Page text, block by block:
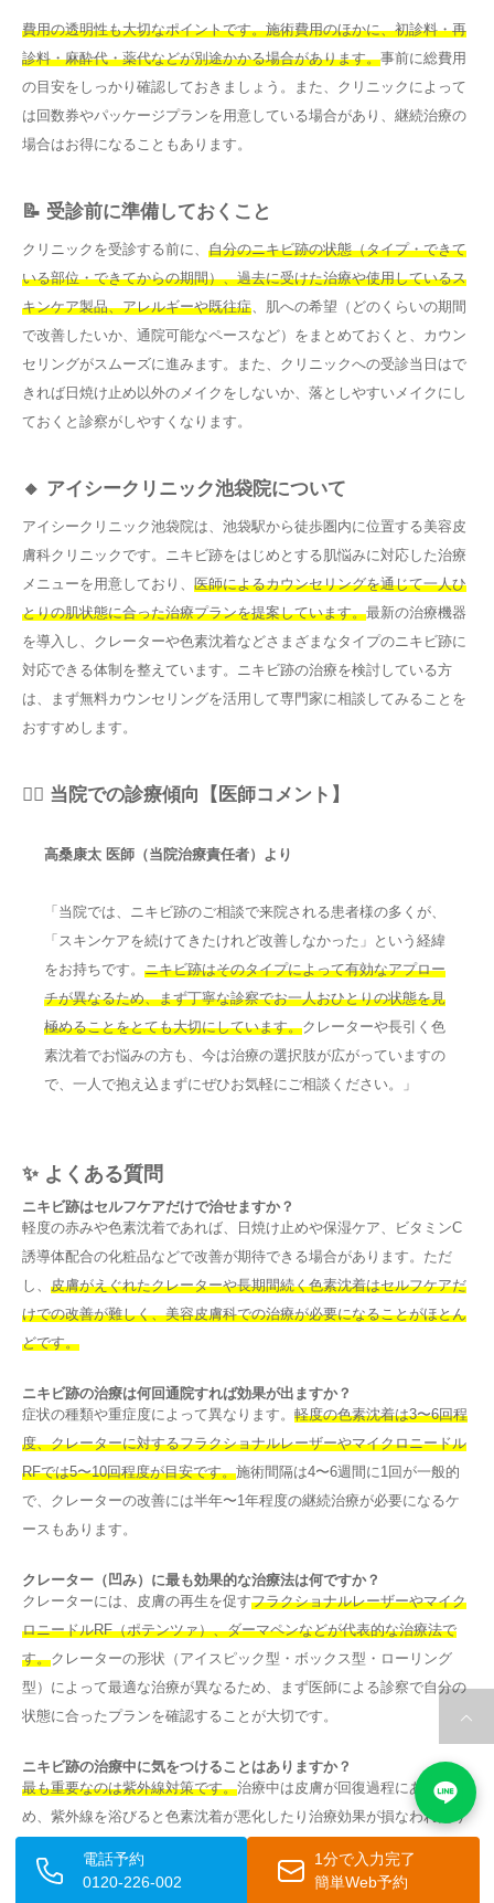
費用の透明性も大切なポイントです。施術費用のほかに、初診料・再
診料・麻酔代・薬代などが別途かかる場合があります。事前に総費用
の目安をしっかり確認しておきましょう。また、クリニックによって
は回数券やパッケージプランを用意している場合があり、継続治療の
場合はお得になることもあります。
📝 受診前に準備しておくこと
クリニックを受診する前に、 自分のニキビ跡の状態（タイプ・できて
いる部位・できてからの期間）、過去に受けた治療や使用しているス
キンケア製品、アレルギーや既往症 、肌への希望（どのくらいの期間
で改善したいか、通院可能なペースなど）をまとめておくと、カウン
セリングがスムーズに進みます。また、クリニックへの受診当日はで
きれば日焼け止め以外のメイクをしないか、落としやすいメイクにし
ておくと診察がしやすくなります。
🔸 アイシークリニック池袋院について
アイシークリニック池袋院は、池袋駅から徒歩圏内に位置する美容皮
膚科クリニックです。ニキビ跡をはじめとする肌悩みに対応した治療
メニューを用意しており、 医師によるカウンセリングを通じて一人ひ
とりの肌状態に合った治療プランを提案しています。最新の治療機器
を導入し、クレーターや色素沈着などさまざまなタイプのニキビ跡に
対応できる体制を整えています。ニキビ跡の治療を検討している方
は、まず無料カウンセリングを活用して専門家に相談してみることを
おすすめします。
👨‍⚕️ 当院での診療傾向【医師コメント】
高桑康太 医師（当院治療責任者）より
「当院では、ニキビ跡のご相談で来院される患者様の多くが、
「スキンケアを続けてきたけれど改善しなかった」という経緯
をお持ちです。 ニキビ跡はそのタイプによって有効なアプロー
チが異なるため、まず丁寧な診察でお一人おひとりの状態を見
極めることをとても大切にしています。クレーターや長引く色
素沈着でお悩みの方も、今は治療の選択肢が広がっていますの
で、一人で抱え込まずにぜひお気軽にご相談ください。」
✨ よくある質問
ニキビ跡はセルフケアだけで治せますか？
軽度の赤みや色素沈着であれば、日焼け止めや保湿ケア、ビタミンC
誘導体配合の化粧品などで改善が期待できる場合があります。ただ
し、 皮膚がえぐれたクレーターや長期間続く色素沈着はセルフケアだ
けでの改善が難しく、美容皮膚科での治療が必要になることがほとん
どです。
ニキビ跡の治療は何回通院すれば効果が出ますか？
症状の種類や重症度によって異なります。 軽度の色素沈着は3〜6回程
度、クレーターに対するフラクショナルレーザーやマイクロニードル
RFでは5〜10回程度が目安です。施術間隔は4〜6週間に1回が一般的
で、クレーターの改善には半年〜1年程度の継続治療が必要になるケ
ースもあります。
クレーター（凹み）に最も効果的な治療法は何ですか？
クレーターには、皮膚の再生を促すフラクショナルレーザーやマイク
ロニードルRF（ポテンツァ）、ダーマペンなどが代表的な治療法で
す。クレーターの形状（アイスピック型・ボックス型・ローリング
型）によって最適な治療が異なるため、まず医師による診察で自分の
状態に合ったプランを確認することが大切です。
ニキビ跡の治療中に気をつけることはありますか？
最も重要なのは紫外線対策です。治療中は皮膚が回復過程にあるた
め、紫外線を浴びると色素沈着が悪化したり治療効果が損なわれたり
するリスクがあります。施術後はSPF30以上の日焼け止めを毎日使用
し、刺激の強いスキンケアや化粧は避けるよう心がけましょう。
電話予約
0120-226-002
1分で入力完了
簡単Web予約